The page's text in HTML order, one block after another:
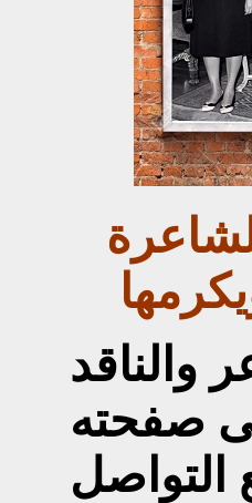
والناقد
صفحته